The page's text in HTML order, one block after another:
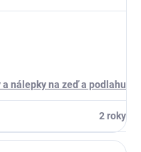
nálepky na zeď a podlahu
2 roky